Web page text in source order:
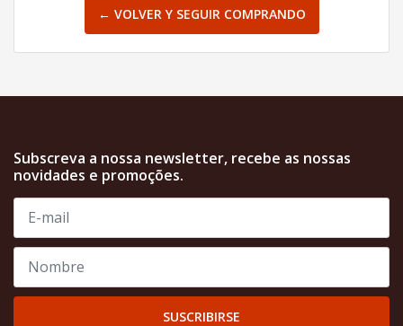
← VOLVER Y SEGUIR COMPRANDO
Subscreva a nossa newsletter, recebe as nossas
novidades e promoções.
SUSCRIBIRSE